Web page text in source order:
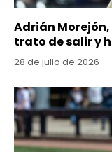
Adrián
trato de salir y
28 de julio de 2026